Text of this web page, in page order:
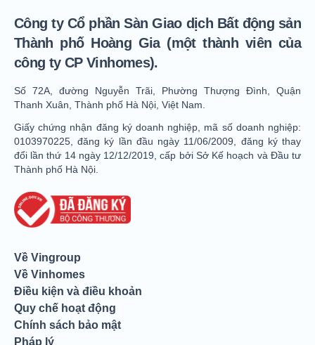
Công ty Cổ phần Sàn Giao dịch Bất động sản
Thành phố Hoàng Gia (một thành viên của
công ty CP Vinhomes).
Số 72A, đường Nguyễn Trãi, Phường Thượng Đình, Quận
Thanh Xuân, Thành phố Hà Nội, Việt Nam.
Giấy chứng nhận đăng ký doanh nghiệp, mã số doanh nghiệp:
0103970225, đăng ký lần đầu ngày 11/06/2009, đăng ký thay
đổi lần thứ 14 ngày 12/12/2019, cấp bởi Sở Kế hoạch và Đầu tư
Thành phố Hà Nội.
Về Vingroup
Về Vinhomes
Điều kiện và điều khoản
Quy chế hoạt động
Chính sách bảo mật
Pháp lý